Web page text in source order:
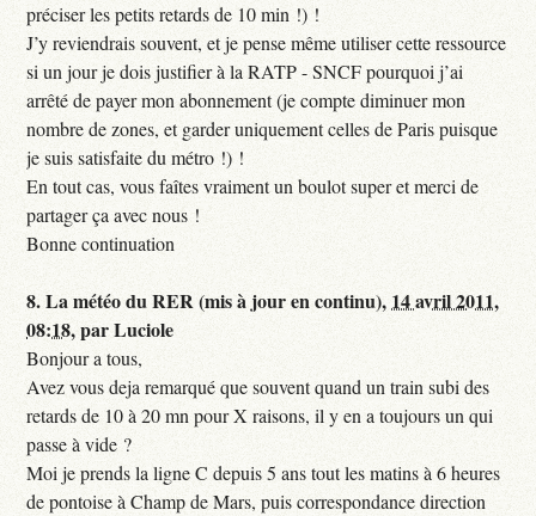
préciser les petits retards de 10 min !) !
J’y reviendrais souvent, et je pense même utiliser cette ressource
si un jour je dois justifier à la RATP - SNCF pourquoi j’ai
arrêté de payer mon abonnement (je compte diminuer mon
nombre de zones, et garder uniquement celles de Paris puisque
je suis satisfaite du métro !) !
En tout cas, vous faîtes vraiment un boulot super et merci de
partager ça avec nous !
Bonne continuation
8.La météo du RER (mis à jour en continu), 14 avril 2011,
08:18,parLuciole
Bonjour a tous,
Avez vous deja remarqué que souvent quand un train subi des
retards de 10 à 20 mn pour X raisons, il y en a toujours un qui
passe à vide ?
Moi je prends la ligne C depuis 5 ans tout les matins à 6 heures
de pontoise à Champ de Mars, puis correspondance direction